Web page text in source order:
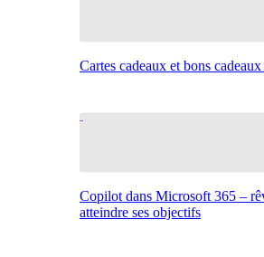
Cartes cadeaux et bons
Copilot dans Microsoft 365 –
atteindre ses objectifs